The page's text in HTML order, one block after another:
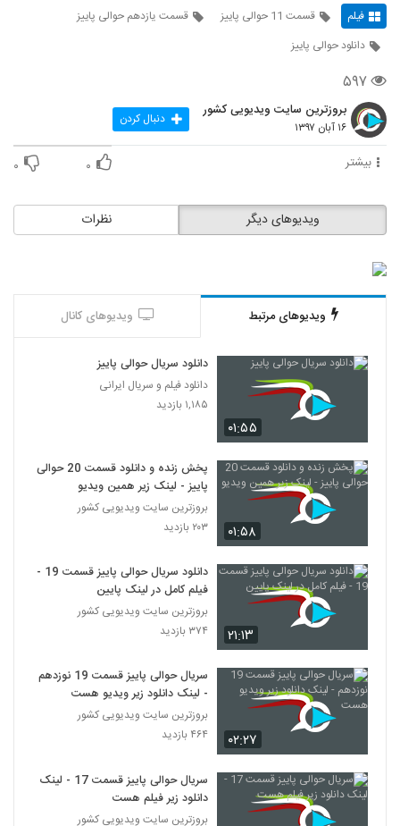
فیلم قسمت 11 حوالی پاییز
قسمت یازدهم حوالی پاییز
دانلود حوالی پاییز
۵۹۷
بروزترین سایت ویدیویی کشور
۱۶ آبان ۱۳۹۷ دنبال کردن
بیشتر ۰ ۰
نظرات ویدیوهای دیگر
ویدیوهای مرتبط ویدیوهای کانال
۰۱:۵۵
دانلود سریال حوالی پاییز
دانلود فیلم و سریال ایرانی
۱,۱۸۵ بازدید
۰۱:۵۸
پخش زنده و دانلود قسمت 20 حوالی
پاییز - لینک زیر همین ویدیو
بروزترین سایت ویدیویی کشور
۲۰۳ بازدید
۲۱:۱۳
دانلود سریال حوالی پاییز قسمت 19 -
فیلم کامل در لینک پایین
بروزترین سایت ویدیویی کشور
۳۷۴ بازدید
۰۲:۲۷
سریال حوالی پاییز قسمت 19 نوزدهم
- لینک دانلود زیر ویدیو هست
بروزترین سایت ویدیویی کشور
۴۶۴ بازدید
سریال حوالی پاییز قسمت 17 - لینک
دانلود زیر فیلم هست
بروزترین سایت ویدیویی کشور